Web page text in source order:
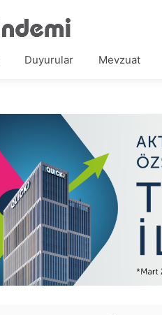
Duyurular Mevzuat